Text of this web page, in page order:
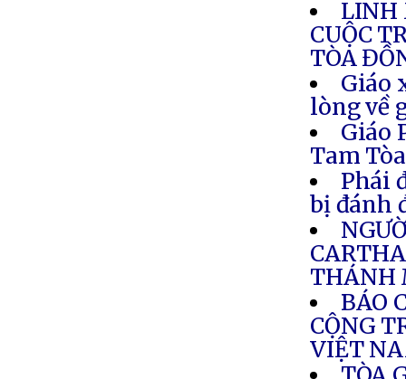
LINH
CUỘC
TÒA
Giáo
lòng về
Giáo
Tam Tòa
Phái
bị đánh
THÁNH
BÁO
CỘNG
VIỆT